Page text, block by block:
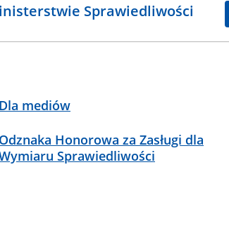
Sprawiedliwości
Dla mediów
Odznaka Honorowa za Zasługi dla
Sprawiedliwości